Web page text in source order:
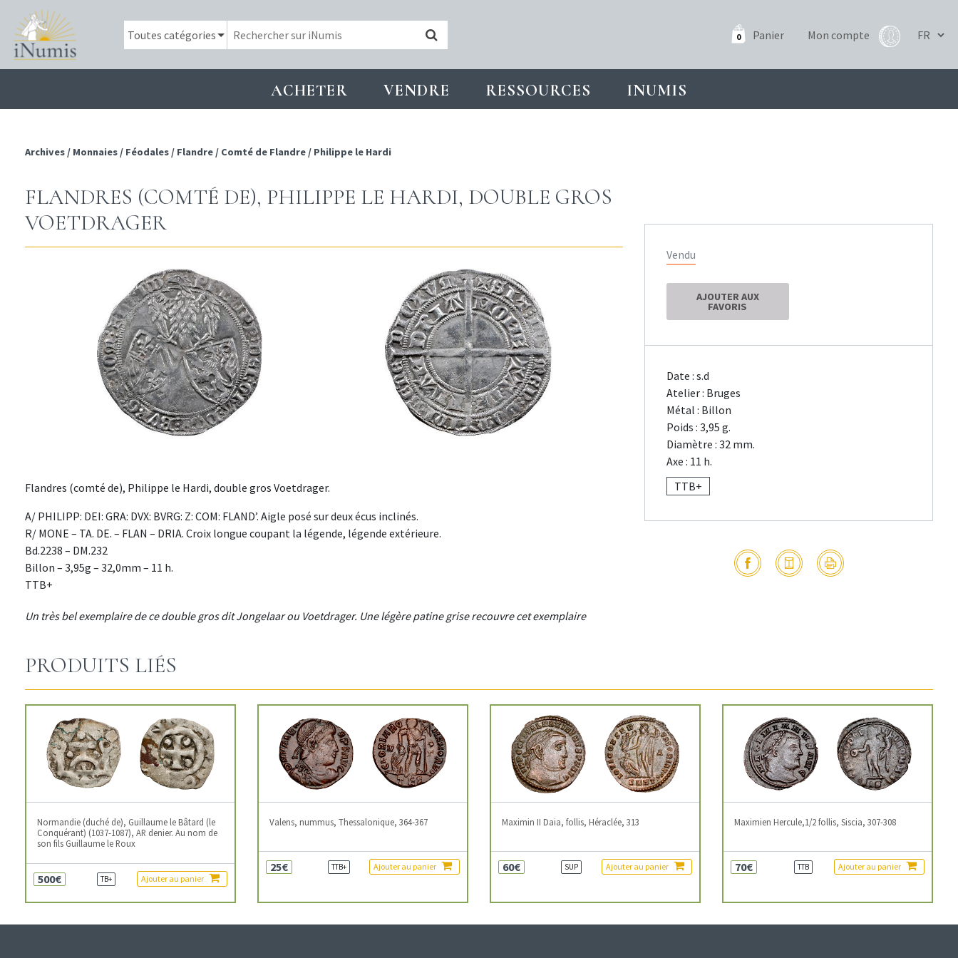
0 Panier Mon compte
ACHETER VENDRE RESSOURCES INUMIS
Archives / Monnaies / Féodales / Flandre / Comté de Flandre / Philippe le Hardi
FLANDRES (COMTÉ DE), PHILIPPE LE HARDI, DOUBLE GROS
VOETDRAGER
Flandres (comté de), Philippe le Hardi, double gros Voetdrager.
A/ PHILIPP: DEI: GRA: DVX: BVRG: Z: COM: FLAND’. Aigle posé sur deux écus inclinés.
R/ MONE – TA. DE. – FLAN – DRIA. Croix longue coupant la légende, légende extérieure.
Bd.2238 – DM.232
Billon – 3,95g – 32,0mm – 11 h.
TTB+
Un très bel exemplaire de ce double gros dit Jongelaar ou Voetdrager. Une légère patine grise recouvre cet exemplaire
Vendu
AJOUTER AUX
FAVORIS
Date : s.d
Atelier : Bruges
Métal : Billon
Poids : 3,95 g.
Diamètre : 32 mm.
Axe : 11 h.
TTB+
PRODUITS LIÉS
Normandie (duché de), Guillaume le Bâtard (le
Conquérant) (1037-1087), AR denier. Au nom de
son fils Guillaume le Roux
500€ TB+ Ajouter au panier
Valens, nummus, Thessalonique, 364-367
25€ TTB+ Ajouter au panier
Maximin II Daia, follis, Héraclée, 313
60€ SUP Ajouter au panier
Maximien Hercule,1/2 follis, Siscia, 307-308
70€ TTB Ajouter au panier